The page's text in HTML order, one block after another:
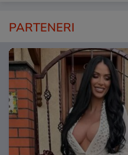
PARTENERI